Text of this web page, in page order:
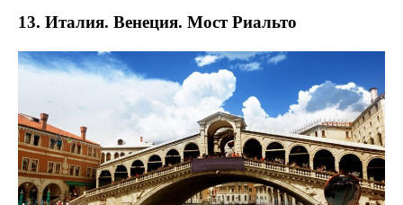
13. Италия. Венеция. Мост Риальто